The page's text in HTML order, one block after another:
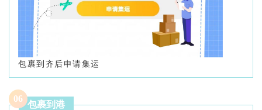
包裹到齐后申请集运
06
包裹到港